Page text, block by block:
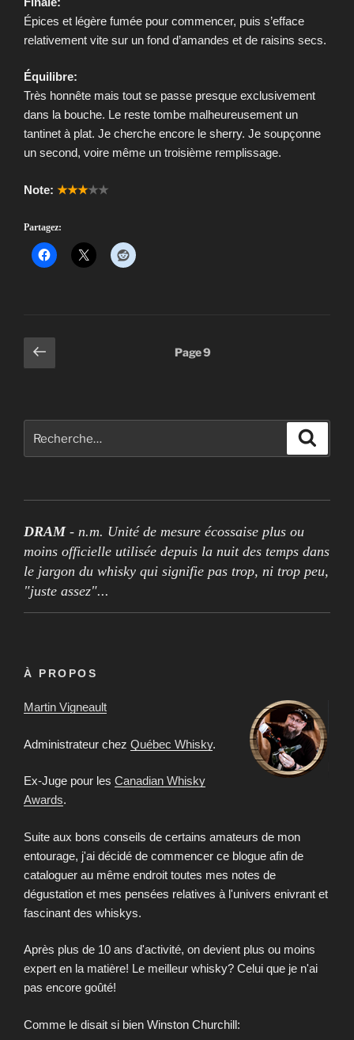
Épices et légère fumée pour commencer, puis s’efface
relativement vite sur un fond d’amandes et de raisins secs.
Équilibre:
Très honnête mais tout se passe presque exclusivement
dans la bouche. Le reste tombe malheureusement un
tantinet à plat. Je cherche encore le sherry. Je soupçonne
un second, voire même un troisième remplissage.
Note: ★★★★★
Partagez:
Pagination
des
Page
précédente
Page9
DRAM- n.m. Unité de mesure écossaise plus ou
moins officielle utilisée depuis la nuit des temps dans
le jargon du whisky qui signifie pas trop, ni trop peu,
"juste assez"...
À PROPOS
Martin Vigneault
Administrateur chez Québec Whisky.
Ex-Juge pour les Canadian Whisky
Awards.
Suite aux bons conseils de certains amateurs de mon
entourage, j'ai décidé de commencer ce blogue afin de
cataloguer au même endroit toutes mes notes de
dégustation et mes pensées relatives à l'univers enivrant et
fascinant des whiskys.
Après plus de 10 ans d'activité, on devient plus ou moins
expert en la matière! Le meilleur whisky? Celui que je n'ai
pas encore goûté!
Comme le disait si bien Winston Churchill: